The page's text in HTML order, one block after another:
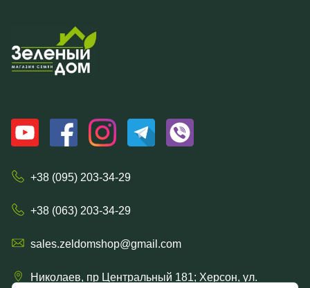
+38 (095) 203-34-29
+38 (063) 203-34-29
sales.zeldomshop@gmail.com
Николаев, пр Центральный 181; Херсон, ул.